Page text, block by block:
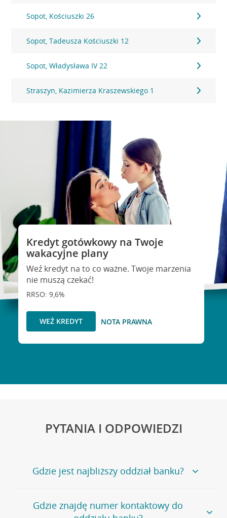
Sopot, Kościuszki 26
Sopot, Tadeusza Kościuszki 12
Sopot, Władysława IV 22
Straszyn, Kazimierza Kraszewskiego 1
Kredyt gotówkowy na Twoje
wakacyjne plany
Weź kredyt na to co ważne. Twoje marzenia
nie muszą czekać!
RRSO: 9,6%
WEŹ KREDYT NOTA PRAWNA
PYTANIA I ODPOWIEDZI
Gdzie jest najbliższy oddział banku?
Jeśli szukasz oddziału naszego banku, zapraszamy na
stronęPlacówki i bankomaty, na której znajduje się
Gdzie znajdę numer kontaktowy do